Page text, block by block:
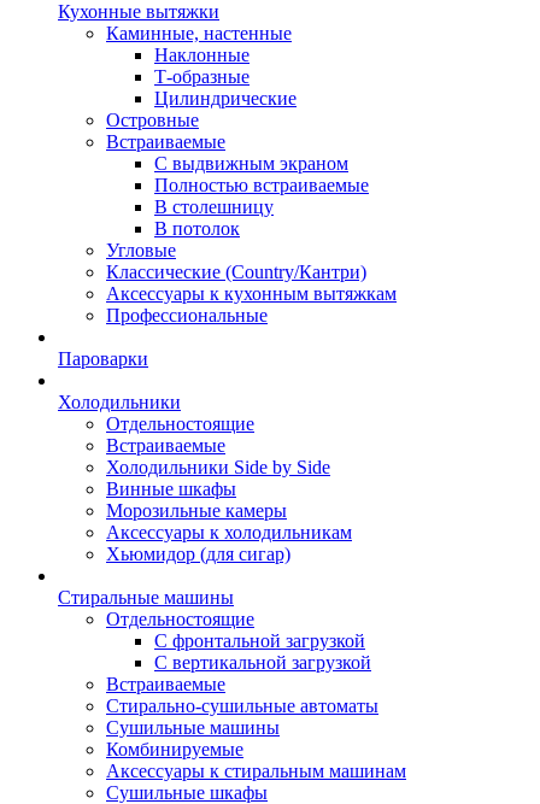
Кухонные вытяжки
Каминные, настенные
Наклонные
Т-образные
Цилиндрические
Островные
Встраиваемые
С выдвижным экраном
Полностью встраиваемые
В столешницу
В потолок
Угловые
Классические (Country/Кантри)
Аксессуары к кухонным вытяжкам
Профессиональные
Пароварки
Холодильники
Отдельностоящие
Встраиваемые
Холодильники Side by Side
Винные шкафы
Морозильные камеры
Аксессуары к холодильникам
Хьюмидор (для сигар)
Стиральные машины
Отдельностоящие
С фронтальной загрузкой
С вертикальной загрузкой
Встраиваемые
Стирально-сушильные автоматы
Сушильные машины
Комбинируемые
Аксессуары к стиральным машинам
Сушильные шкафы